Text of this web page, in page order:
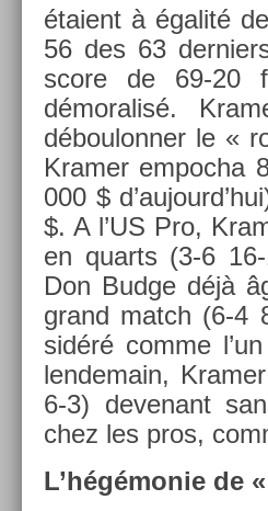
étaient à égalité
56 des 63
score de 69-20
démoralisé.
déboulonn­er le «
Kram­er em­poc­ha
000 $
$. A l’US Pro,
en quarts (3-6
Don Budge déjà
grand match (6-4
sidéré comme
len­demain,
6-3) de­venant
chez les pros,
L’hégémonie de